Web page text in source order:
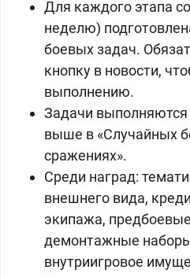
Для каждого этапа
неделю)
боевых задач.
кнопку в новости,
выполнению.
Задачи выполняются
выше в «Случайных
сражениях».
Среди наград:
внешнего вида,
экипажа,
демонтажные
внутриигровое